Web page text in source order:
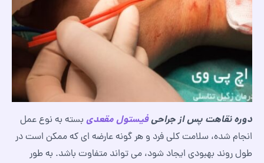
دوره نقاهت پس از جراحیفیستول مقعدی بسته به نوع عمل
انجام شده، سلامت کلی فرد و هر گونه عارضه ای که ممکن است در
طول روند بهبودی ایجاد شود، می تواند متفاوت باشد. به طور